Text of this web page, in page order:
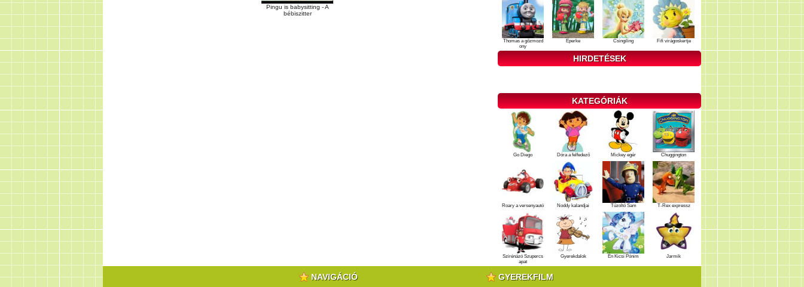
Pingu is babysitting - A
bébiszitter
Thomas a gőzmozd
ony
Eperke Csingiling Fifi virágoskertje
HIRDETÉSEK
KATEGÓRIÁK
Go Diego Dóra a felfedező Mickey egér Chuggington
Roary a versenyautó Noddy kalandjai Tűzoltó Sam T-Rex expressz
Szirénázó Szupercs
apat
Gyerekdalok Én Kicsi Pónim Jarmik
NAVIGÁCIÓ GYEREKFILM